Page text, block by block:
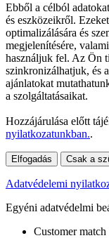
Ebből a célból
és eszközeikről.
optimalizálására és
megjelenítésére,
használjuk fel. Az Ön
szinkronizálhatjuk, és
ajánlatokat
a szolgáltatásaikat.
Hozzájárulása előtt
nyilatkozatunkban..
Elfogadás Csak a
Adatvédelemi
Egyéni adatvédelmi
Customer